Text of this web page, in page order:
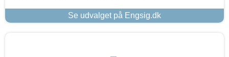
Se udvalget på Engsig.dk